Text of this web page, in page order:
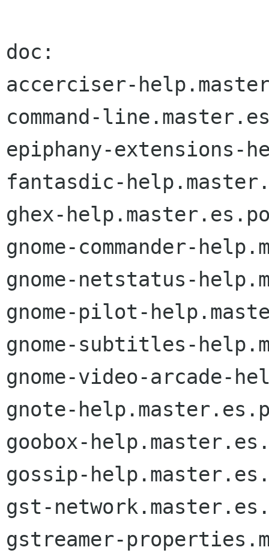
doc:
accerciser-
command-
epiphany-extensions-
fantasdic-
ghex-
gnome-commander-
gnome-netstatus-
gnome-pilot-
gnome-subtitles-
gnome-video-arcade-
gnote-
goobox-
gossip-
gst-
gstreamer-